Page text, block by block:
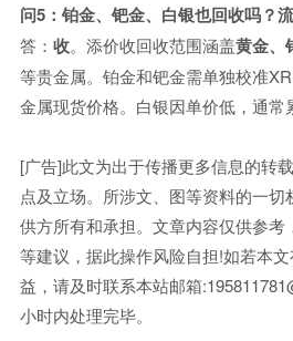
问5：铂金、钯金、白银也回收吗？
答： 收。添价收回收范围涵盖黄金、
等贵金属。铂金和钯金需单独校准
金属现货价格。白银因单价低，通常
[广告]此文为出于传播更多信息的转
点及立场。所涉文、图等资料的一
供方所有和承担。文章内容仅供参考
等建议，据此操作风险自担!如若本
益，请及时联系本站邮箱
小时内处理完毕。